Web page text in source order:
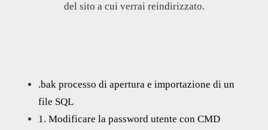
del sito a cui verrai reindirizzato.
.bak processo di apertura e importazione di un
file SQL
1. Modificare la password utente con CMD